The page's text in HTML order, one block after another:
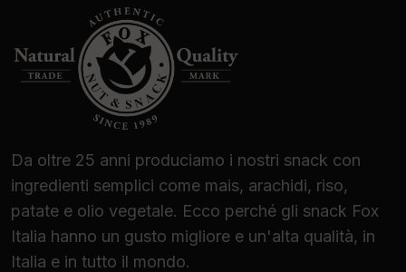
Da oltre 25 anni produciamo i nostri snack con
ingredienti semplici come mais, arachidi, riso,
patate e olio vegetale. Ecco perché gli snack Fox
Italia hanno un gusto migliore e un'alta qualità, in
Italia e in tutto il mondo.